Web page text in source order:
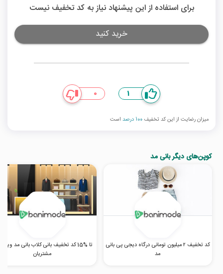
برای استفاده از این پیشنهاد نیاز به کد تخفیف نیست
خرید کنید
1
0
میزان رضایت از این کد تخفیف 100 درصد است
کوپن‌های دیگر بانی مد
کد تخفیف ۲ میلیون تومانی درگاه دیجی پی بانی
مد
تا %15 کد تخفیف بانی کلاب بانی مد
مشتریان